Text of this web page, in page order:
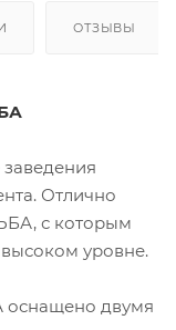
ОТЗЫВЫ
Отлично
с которым
уровне.
оснащено двумя